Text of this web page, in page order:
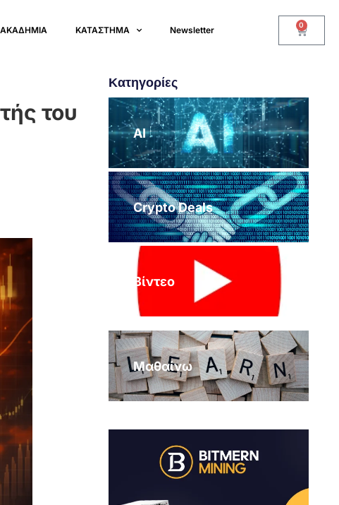
ΑΚΑΔΗΜΙΑ ΚΑΤΑΣΤΗΜΑ Newsletter 0
του
Κατηγορίες
AI
Crypto Deals
Βίντεο
Μαθαίνω